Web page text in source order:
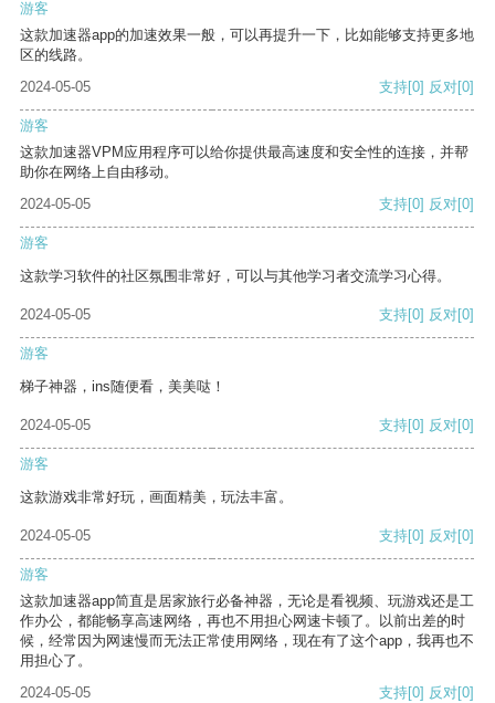
游客
这款加速器app的加速效果一般，可以再提升一下，比如能够支持更多地
区的线路。
2024-05-05
支持[0] 反对[0]
游客
这款加速器VPM应用程序可以给你提供最高速度和安全性的连接，并帮
助你在网络上自由移动。
2024-05-05
支持[0] 反对[0]
游客
这款学习软件的社区氛围非常好，可以与其他学习者交流学习心得。
2024-05-05 支持[0] 反对[0]
游客
梯子神器，ins随便看，美美哒！
2024-05-05 支持[0] 反对[0]
游客
这款游戏非常好玩，画面精美，玩法丰富。
2024-05-05 支持[0] 反对[0]
游客
这款加速器app简直是居家旅行必备神器，无论是看视频、玩游戏还是工
作办公，都能畅享高速网络，再也不用担心网速卡顿了。以前出差的时
候，经常因为网速慢而无法正常使用网络，现在有了这个app，我再也不
用担心了。
2024-05-05
支持[0] 反对[0]